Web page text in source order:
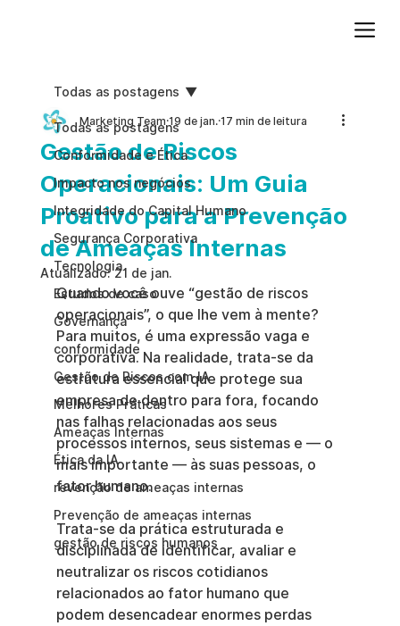
Todas as postagens
Conformidade e Ética
Impacto nos negócios
Integridade do Capital Humano
Segurança Corporativa
Tecnologia
Estudos de caso
Governança
conformidade
Gestão de Riscos com IA
Melhores Práticas
Ameaças Internas
Ética da IA
revenção de ameaças internas
Prevenção de ameaças internas
gestão de riscos humanos
Todas as postagens
Gestão de Riscos
Operacionais: Um Guia
Proativo para a Prevenção
de Ameaças Internas
Marketing Team 19 de jan. 17 min de leitura
Atualizado:21 de jan.
Quando você ouve “gestão de riscos
operacionais”, o que lhe vem à mente?
Para muitos, é uma expressão vaga e
corporativa. Na realidade, trata-se da
estrutura essencial que protege sua
empresa de dentro para fora, focando
nas falhas relacionadas aos seus
processos internos, seus sistemas e — o
mais importante — às suas pessoas, o
fator humano.
Trata-se da prática estruturada e
disciplinada de identificar, avaliar e
neutralizar os riscos cotidianos
relacionados ao fator humano que
podem desencadear enormes perdas